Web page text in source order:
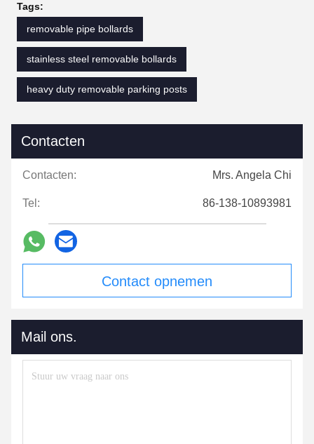
Tags:
removable pipe bollards
stainless steel removable bollards
heavy duty removable parking posts
Contacten
Contacten: Mrs. Angela Chi
Tel: 86-138-10893981
Contact opnemen
Mail ons.